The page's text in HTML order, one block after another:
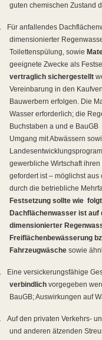
guten chemischen Zustand
Für anfallendes
dimensionierter
Toilettenspülung, sowie
geeignete Zwecke als
vertraglich sichergestellt
Vereinbarung in den
Bauwerbern erfolgen. Die
Wasser erforderlich; die
Buchstaben a und e BauGB
Umgang mit Abwässern
gewerbliche Wirtschaft
gefordert ist – möglichst
durch die betriebliche
Festsetzung sollte wie
Dachflächenwasser ist
dimensionierter
Freiflächenbewässerung
Fahrzeugwäsche sowie
Eine versickerungsfähige
verbindlich vorgegeben
BauGB; Auswirkungen auf
Auf den privaten Verkehrs-
und anderen ätzenden